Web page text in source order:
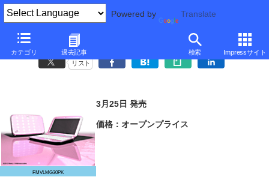
Powered by Translate
カテゴリ 過去記事 検索 Impressサイト
富士通、桃華絵里デザインのピンク色ネットブック
リスト
FMVLMG30PK
3月25日 発売
価格：オープンプライス